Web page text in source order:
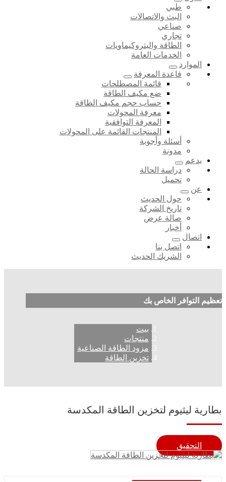
طبي
البث والاتصالات
صناعي
تجاري
الطاقة والبتروكيماويات
الخدمات العامة
الموارد
قاعدة المعرفة
قائمة المصطلحات
ضع مكيف الطاقة
حساب حجم مكيف الطاقة
معرفة المحولات
المعرفة التوافقية
المنتجات القائمة على المحولات
أسئلة وأجوبة
مدونة
يدعم
دراسة الحالة
تحميل
عن
حول الحديث
تاريخ الشركة
صالة عرض
أخبار
اتصال
اتصل بنا
الشريك الحديث
تعظيم التوافر الخاص بك
بيت
منتجات
مزود الطاقة الصناعية
تخزين الطاقة
بطارية ليثيوم لتخزين الطاقة المكدسة
التحقيق